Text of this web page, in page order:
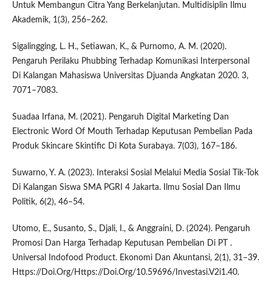
Untuk Membangun Citra Yang Berkelanjutan. Multidisiplin Ilmu
Akademik, 1(3), 256–262.
Sigalingging, L. H., Setiawan, K., & Purnomo, A. M. (2020).
Pengaruh Perilaku Phubbing Terhadap Komunikasi Interpersonal
Di Kalangan Mahasiswa Universitas Djuanda Angkatan 2020. 3,
7071–7083.
Suadaa Irfana, M. (2021). Pengaruh Digital Marketing Dan
Electronic Word Of Mouth Terhadap Keputusan Pembelian Pada
Produk Skincare Skintific Di Kota Surabaya. 7(03), 167–186.
Suwarno, Y. A. (2023). Interaksi Sosial Melalui Media Sosial Tik-Tok
Di Kalangan Siswa SMA PGRI 4 Jakarta. Ilmu Sosial Dan Ilmu
Politik, 6(2), 46–54.
Utomo, E., Susanto, S., Djali, I., & Anggraini, D. (2024). Pengaruh
Promosi Dan Harga Terhadap Keputusan Pembelian Di PT .
Universal Indofood Product. Ekonomi Dan Akuntansi, 2(1), 31–39.
Https://Doi.Org/Https://Doi.Org/10.59696/Investasi.V2i1.40.